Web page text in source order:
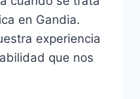
en Gandia.
experiencia
que nos